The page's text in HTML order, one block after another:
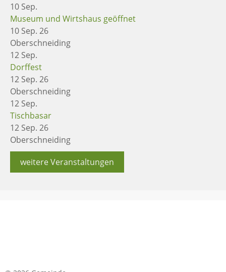
10 Sep.
Museum und Wirtshaus geöffnet
10 Sep. 26
Oberschneiding
12 Sep.
Dorffest
12 Sep. 26
Oberschneiding
12 Sep.
Tischbasar
12 Sep. 26
Oberschneiding
weitere Veranstaltungen